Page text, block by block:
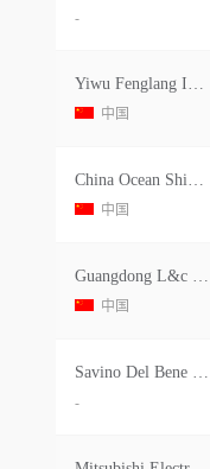
-
Yiwu Fenglang Import And Export Co.
中国
China Ocean Shipping Agency Company
中国
Guangdong L&c Supply Chain Manageme
中国
Savino Del Bene S.p.a.
-